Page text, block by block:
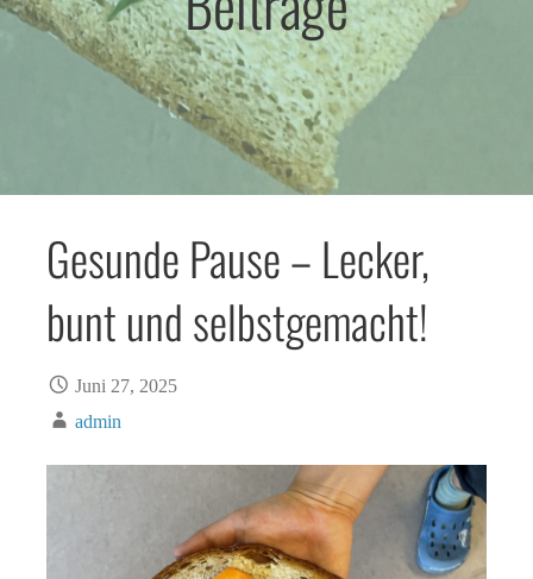
Gesunde Pause – Lecker,
bunt und selbstgemacht!
Juni 27, 2025
admin